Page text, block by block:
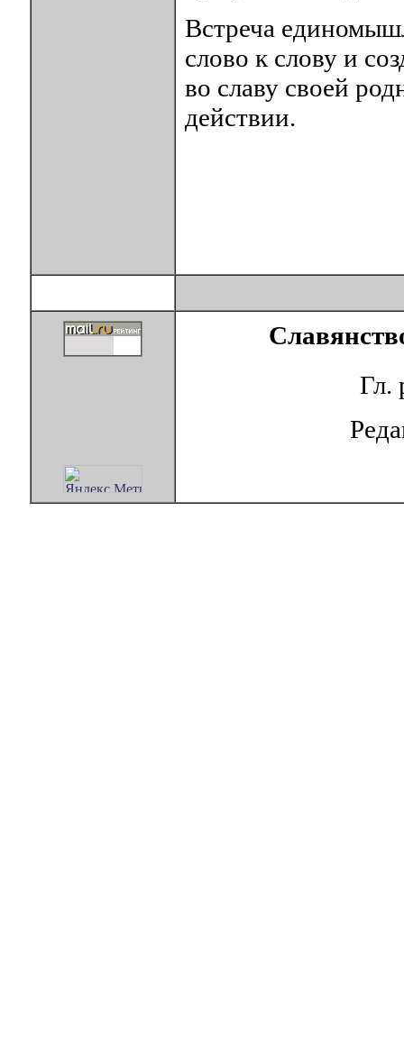
Встреча
слово к слову и
во славу своей
действии.
Гл.